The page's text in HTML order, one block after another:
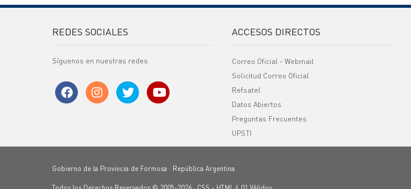
REDES SOCIALES
Síguenos en nuestras redes
ACCESOS DIRECTOS
Correo Oficial - Webmail
Solicitud Correo Oficial
Refsatel
Datos Abiertos
Preguntas Frecuentes
UPSTI
Gobierno de la Provincia de Formosa · República Argentina